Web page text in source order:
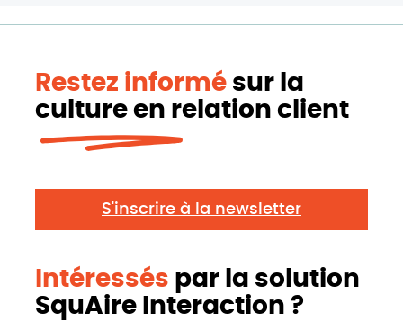
Restez informé sur la
culture en relation client
S'inscrire à la newsletter
Intéressés par la solution
SquAire Interaction ?